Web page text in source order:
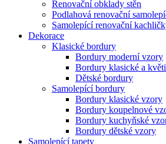
Renovační obklady stěn
Podlahová renovační
Samolepící renovační
Dekorace
Klasické bordury
Bordury moderní vzory
Bordury klasické a
Dětské bordury
Samolepící bordury
Bordury klasické vzory
Bordury koupelnové
Bordury kuchyňské
Bordury dětské vzory
Samolepící tapety